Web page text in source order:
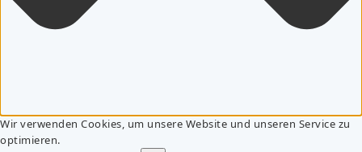
Wir verwenden Cookies, um unsere Website und unseren Service zu
optimieren.